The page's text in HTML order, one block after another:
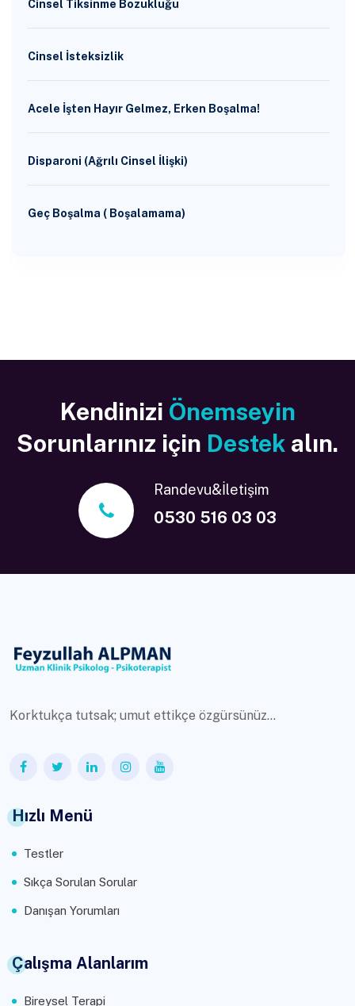
Cinsel Tiksinme Bozukluğu
Cinsel İsteksizlik
Acele İşten Hayır Gelmez, Erken Boşalma!
Disparoni (Ağrılı Cinsel İlişki)
Geç Boşalma ( Boşalamama)
Kendinizi Önemseyin
Sorunlarınız için Destek alın.
Randevu&İletişim
0530 516 03 03
Korktukça tutsak; umut ettikçe özgürsünüz...
Hızlı Menü
Testler
Sıkça Sorulan Sorular
Danışan Yorumları
Çalışma Alanlarım
Bireysel Terapi